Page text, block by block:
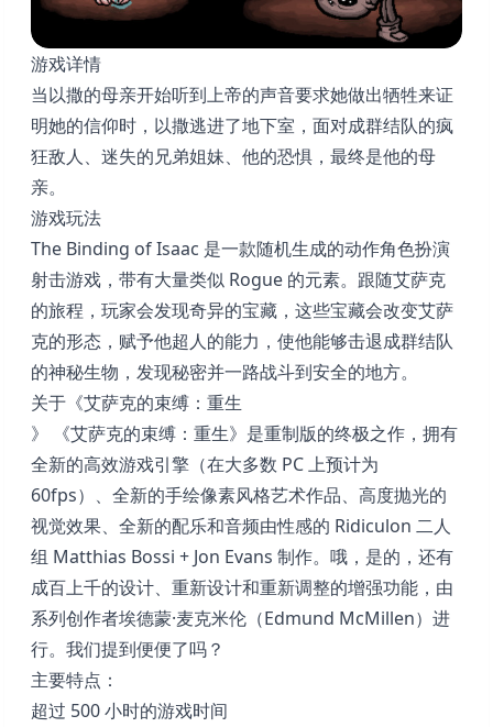
游戏详情
当以撒的母亲开始听到上帝的声音要求她做出牺牲来证
明她的信仰时，以撒逃进了地下室，面对成群结队的疯
狂敌人、迷失的兄弟姐妹、他的恐惧，最终是他的母
亲。
游戏玩法
The Binding of Isaac 是一款随机生成的动作角色扮演
射击游戏，带有大量类似 Rogue 的元素。跟随艾萨克
的旅程，玩家会发现奇异的宝藏，这些宝藏会改变艾萨
克的形态，赋予他超人的能力，使他能够击退成群结队
的神秘生物，发现秘密并一路战斗到安全的地方。
关于《艾萨克的束缚：重生
》 《艾萨克的束缚：重生》是重制版的终极之作，拥有
全新的高效游戏引擎（在大多数 PC 上预计为
60fps）、全新的手绘像素风格艺术作品、高度抛光的
视觉效果、全新的配乐和音频由性感的 Ridiculon 二人
组 Matthias Bossi + Jon Evans 制作。哦，是的，还有
成百上千的设计、重新设计和重新调整的增强功能，由
系列创作者埃德蒙·麦克米伦（Edmund McMillen）进
行。我们提到便便了吗？
主要特点：
超过 500 小时的游戏时间